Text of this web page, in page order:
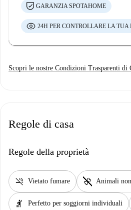
GARANZIA SPOTAHOME
24H PER CONTROLLARE LA TUA
Scopri le nostre Condizioni Trasparenti di
Regole di casa
Regole della proprietà
smoke_free Vietato fumare pet_supplies Animali
hail Perfetto per soggiorni individuali